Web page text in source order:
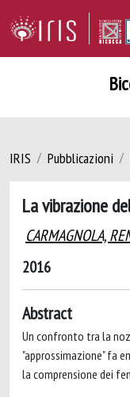
IRIS Pubblicazioni
La vibrazione
CARMAGNOLA,
2016
Abstract
Un confronto tra la
"approssimazione" fa
la comprensione dei